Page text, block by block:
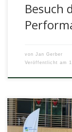
Besuch
von Jan Gerber
Veröffentlicht am